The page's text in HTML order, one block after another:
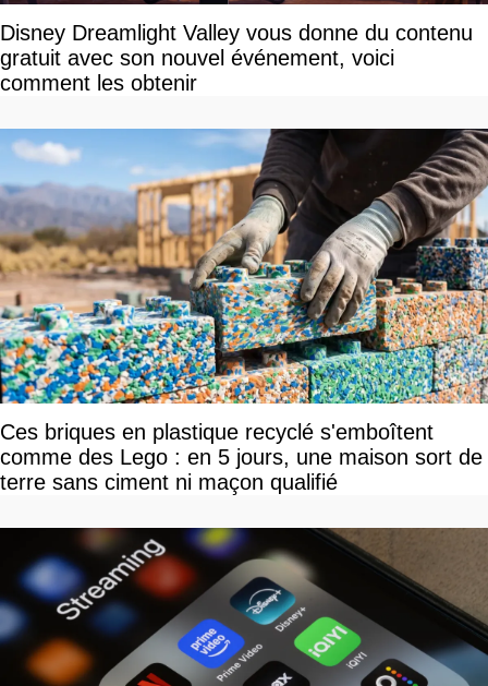
Disney Dreamlight Valley vous donne du contenu
gratuit avec son nouvel événement, voici
comment les obtenir
Ces briques en plastique recyclé s'emboîtent
comme des Lego : en 5 jours, une maison sort de
terre sans ciment ni maçon qualifié